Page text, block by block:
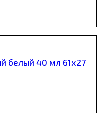
белый 40 мл 61х27